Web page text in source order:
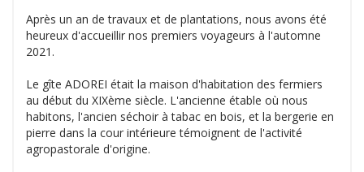
Après un an de travaux et de plantations, nous avons été
heureux d'accueillir nos premiers voyageurs à l'automne
2021.
Le gîte ADOREI était la maison d'habitation des fermiers
au début du XIXème siècle. L'ancienne étable où nous
habitons, l'ancien séchoir à tabac en bois, et la bergerie en
pierre dans la cour intérieure témoignent de l'activité
agropastorale d'origine.